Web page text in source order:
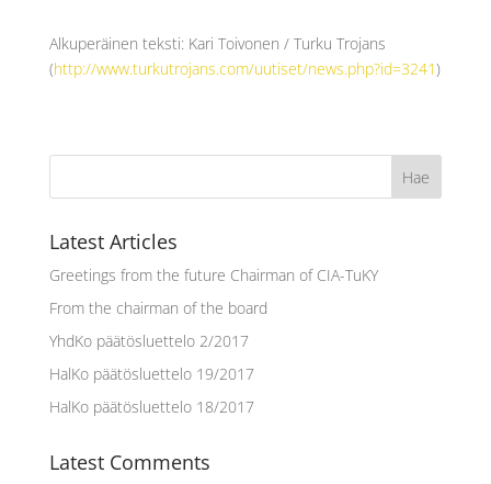
Alkuperäinen teksti: Kari Toivonen / Turku Trojans
(http://www.turkutrojans.com/uutiset/news.php?id=3241)
Latest Articles
Greetings from the future Chairman of CIA-TuKY
From the chairman of the board
YhdKo päätösluettelo 2/2017
HalKo päätösluettelo 19/2017
HalKo päätösluettelo 18/2017
Latest Comments